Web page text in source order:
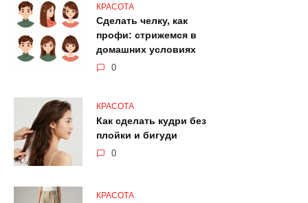
КРАСОТА
Сделать челку, как
профи: стрижемся в
домашних условиях
0
КРАСОТА
Как сделать кудри без
плойки и бигуди
0
КРАСОТА